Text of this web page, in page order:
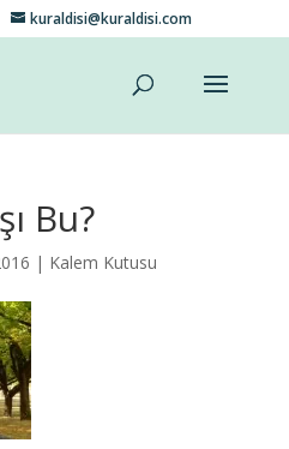
kuraldisi@kuraldisi.com
Bu?
| Kalem Kutusu